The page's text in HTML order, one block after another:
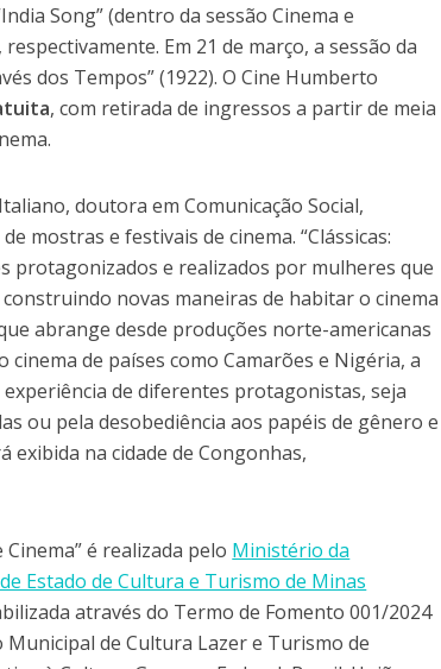
Song” (dentro da sessão Cinema e
Em 21 de março, a sessão da
dos Tempos” (1922). O Cine Humberto
, com retirada de ingressos a partir de meia
doutora em Comunicação Social,
mostras e festivais de cinema. “Clássicas:
protagonizados e realizados por mulheres que
novas maneiras de habitar o cinema
abrange desde produções norte-americanas
de países como Camarões e Nigéria, a
de diferentes protagonistas, seja
ou pela desobediência aos papéis de gênero e
exibida na cidade de Congonhas,
é realizada pelo Ministério da
Estado de Cultura e Turismo de Minas
através do Termo de Fomento 001/2024
Municipal de Cultura Lazer e Turismo de